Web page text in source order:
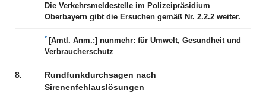
Die Verkehrsmeldestelle im Polizeipräsidium
Oberbayern gibt die Ersuchen gemäß Nr. 2.2.2 weiter.
* [Amtl. Anm.:] nunmehr: für Umwelt, Gesundheit und
Verbraucherschutz
8.
Rundfunkdurchsagen nach
Sirenenfehlauslösungen